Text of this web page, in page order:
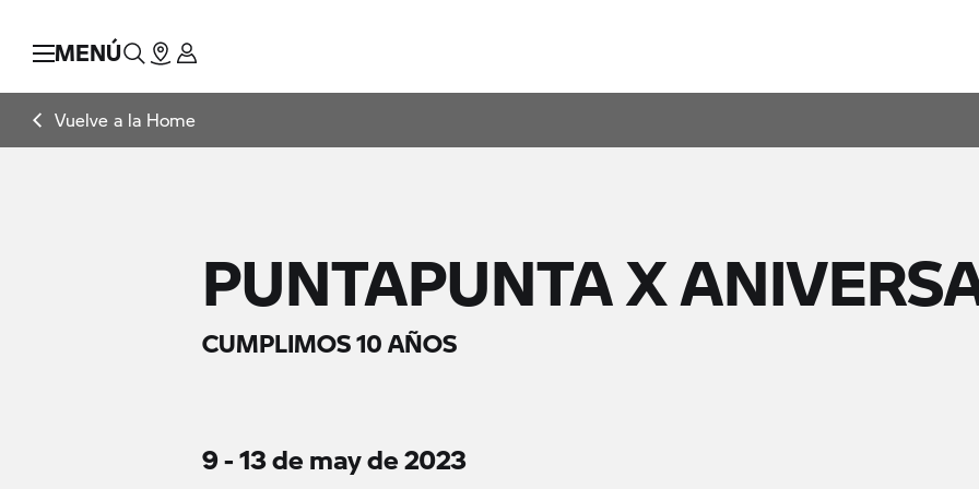
MENÚ
Vuelve a la Home
PUNTAPUNTA X
CUMPLIMOS 10 AÑOS
9 - 13 de may de 2023